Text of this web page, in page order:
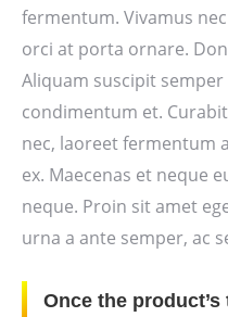
fermentum. Vivamus
orci at porta ornare.
Aliquam suscipit
condimentum et.
nec, laoreet fermentum
ex. Maecenas et neque
neque. Proin sit amet
urna a ante semper, ac
Once the